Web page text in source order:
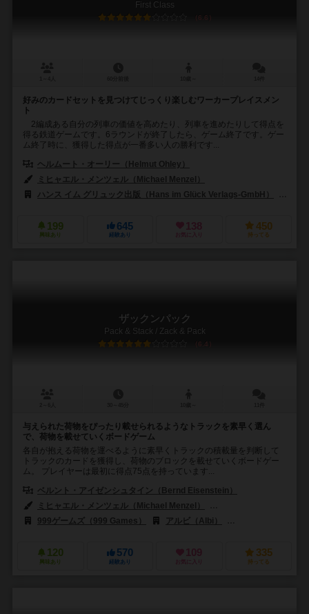
First Class
6.6
好みのカードセットを見つけてじっくり楽しむワーカープレイスメン
ト
2編成ある自分の列車の価値を高めたり、列車を進めたりして得点を
得る鉄道ゲームです。6ラウンドが終了したら、ゲーム終了です。ゲー
ム終了時に、獲得した得点が一番多い人の勝利です...
ヘルムート・オーリー（Helmut Ohley）
ミヒャエル・メンツェル（Michael Menzel）
ハンス イム グリュック出版（Hans im Glück Verlags-GmbH）
199
興味あり
645
経験あり
138
お気に入り
450
持ってる
ザックンパック
Pack & Stack / Zack & Pack
6.4
与えられた荷物をぴったり載せられるようなトラックを素早く選ん
で、荷物を載せていくボードゲーム
各自が抱える荷物を運べるように素早くトラックの積載量を判断して
トラックのカードを獲得し、荷物のブロックを載せていくボードゲー
ム。 プレイヤーは最初に得点75点を持っています...
ベルント・アイゼンシュタイン（Bernd Eisenstein）
ミヒャエル・メンツェル（Michael Menzel）
999ゲームズ（999 Games）
アルビ（Albi）
120
興味あり
570
経験あり
109
お気に入り
335
持ってる